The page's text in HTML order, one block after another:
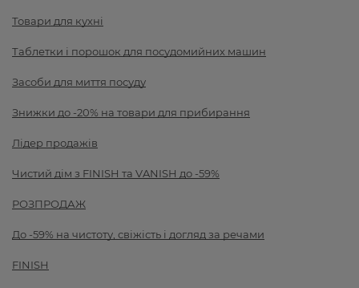
Товари для кухні
Таблетки і порошок для посудомийних машин
Засоби для миття посуду
Знижки до -20% на товари для прибирання
Лідер продажів
Чистий дім з FINISH та VANISH до -59%
РОЗПРОДАЖ
До -59% на чистоту, свіжість і догляд за речами
FINISH